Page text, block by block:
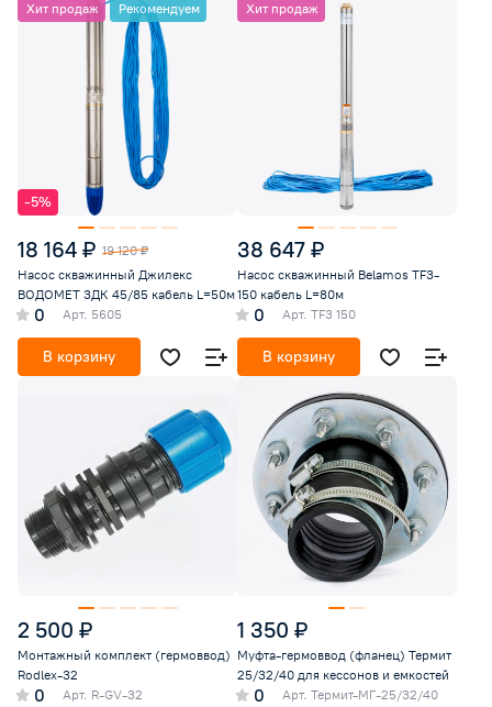
Хит продаж Рекомендуем
-5%
18 164 ₽ 19 120 ₽
Насос скважинный Джилекс
ВОДОМЕТ 3ДК 45/85 кабель L=50м
0 Арт. 5605
В корзину
Хит продаж
38 647 ₽
Насос скважинный Belamos TF3-
150 кабель L=80м
0 Арт. TF3 150
В корзину
2 500 ₽
Монтажный комплект (гермоввод)
Rodlex-32
0 Арт. R-GV-32
1 350 ₽
Mуфтa-гepмoввoд (фланец) Термит
25/32/40 для кессонов и емкостей
0 Арт. Термит-МГ-25/32/40